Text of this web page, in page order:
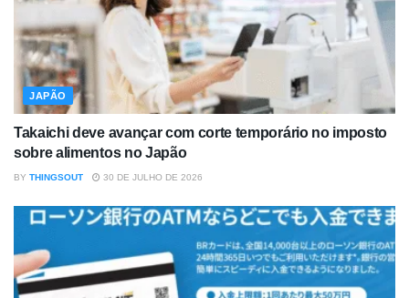
JAPÃO
Takaichi deve avançar com corte temporário no imposto
sobre alimentos no Japão
BY THINGSOUT 30 DE JULHO DE 2026